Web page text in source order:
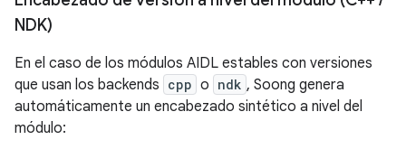
NDK)
En el caso de los módulos AIDL estables con versiones
que usan los backends cpp o ndk , Soong genera
automáticamente un encabezado sintético a nivel del
módulo: